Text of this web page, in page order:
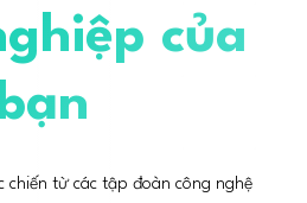
của
chiến từ các tập đoàn công nghệ